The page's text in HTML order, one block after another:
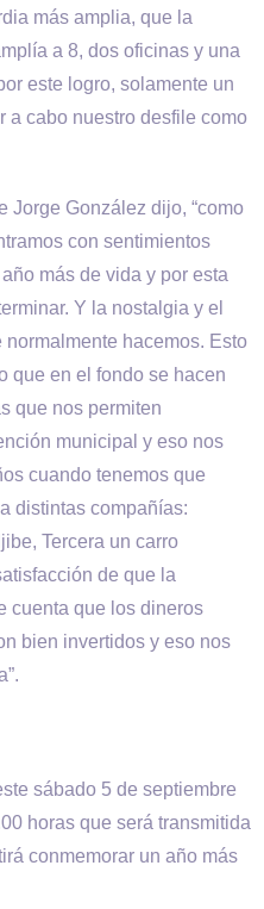
más amplia, que la
a 8, dos oficinas y una
este logro, solamente un
a cabo nuestro desfile como
Jorge González dijo, “como
con sentimientos
más de vida y por esta
Y la nostalgia y el
hacemos. Esto
que en el fondo se hacen
que nos permiten
municipal y eso nos
cuando tenemos que
distintas compañías:
Tercera un carro
de que la
cuenta que los dineros
bien invertidos y eso nos
sábado 5 de septiembre
horas que será transmitida
conmemorar un año más